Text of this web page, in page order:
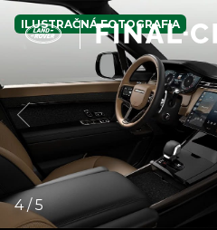
ILUSTRAČNÁ FOTOGRAFIA